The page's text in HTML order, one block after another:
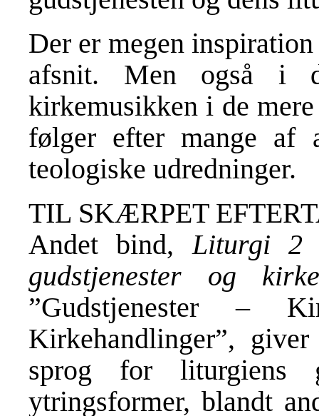
Der er megen
afsnit. Men også i
kirkemusikken i de
følger efter mange af
teologiske udredninger.
TIL SKÆRPET
Andet bind, Liturgi 2
gudstjenester og
”Gudstjenester –
Kirkehandlinger”,
sprog for liturgiens
ytringsformer, blandt